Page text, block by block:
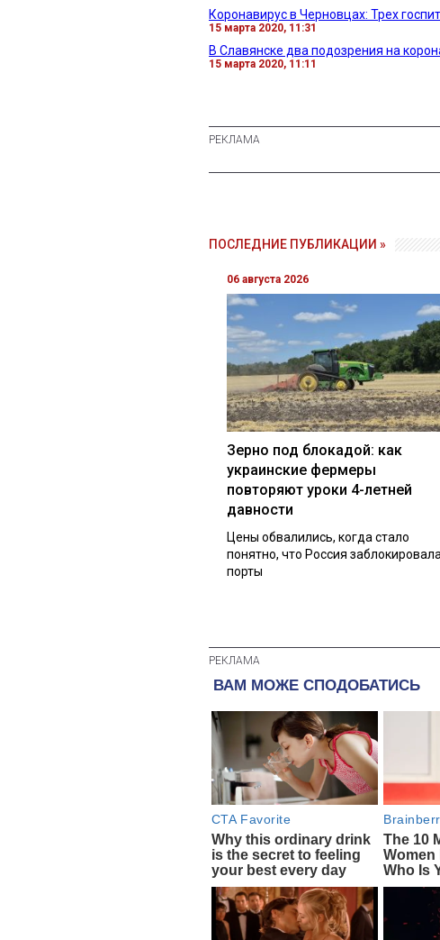
Коронавирус в Черновцах: Трех
15 марта 2020, 11:31
В Славянске два подозрения на
15 марта 2020, 11:11
ПОСЛЕДНИЕ ПУБЛИКАЦИИ »
06 августа 2026
Зерно под блокадой: как
украинские фермеры
повторяют уроки 4-летней
давности
Цены обвалились, когда стало
понятно, что Россия заблокировала
порты